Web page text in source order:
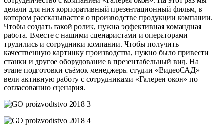
делали для них корпоративный презентационный фильм, в
котором рассказывается о производстве продукции компании.
Чтобы создать такой ролик, нужна эффективная командная
работа. Вместе с нашими сценаристами и операторами
трудились и сотрудники компании. Чтобы получить
качественную картинку производства, нужно было привести
станки и другое оборудование в презентабельный вид. На
этапе подготовки съёмок менеджеры студии «ВидеоСАД»
вели активную работу с сотрудниками «Галереи окон» по
согласованию сценария.